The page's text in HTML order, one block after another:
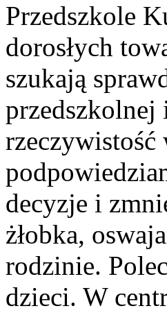
Przedszkole
dorosłych
szukają
przedszkolnej
rzeczywistość
decyzje i
żłobka,
rodzinie.
dzieci. W